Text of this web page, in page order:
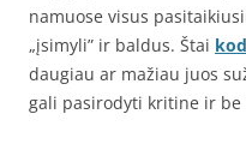
namuose visus
„įsimyli” ir baldus. Štai
daugiau ar mažiau juos
gali pasirodyti kritine ir be